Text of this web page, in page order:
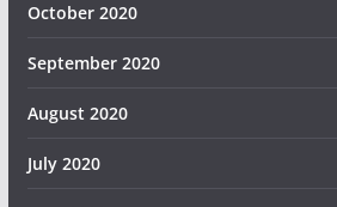
October 2020
September 2020
August 2020
July 2020